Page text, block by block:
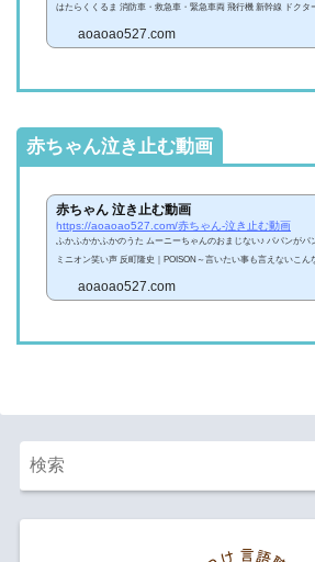
aoaoao527.com
赤ちゃん泣き止む動画
赤ちゃん 泣き止む動画
https://aoaoao527.com/赤ちゃん-泣き止む動画
ふかふかかふかのうた ムーニーちゃんのおまじない♪ パパンがパンダのうた タケモトピアノ
ミニオン笑い声 反町隆史｜POISON～言いたい事も言えないこんな世の中は～ マキシマムザホ
aoaoao527.com